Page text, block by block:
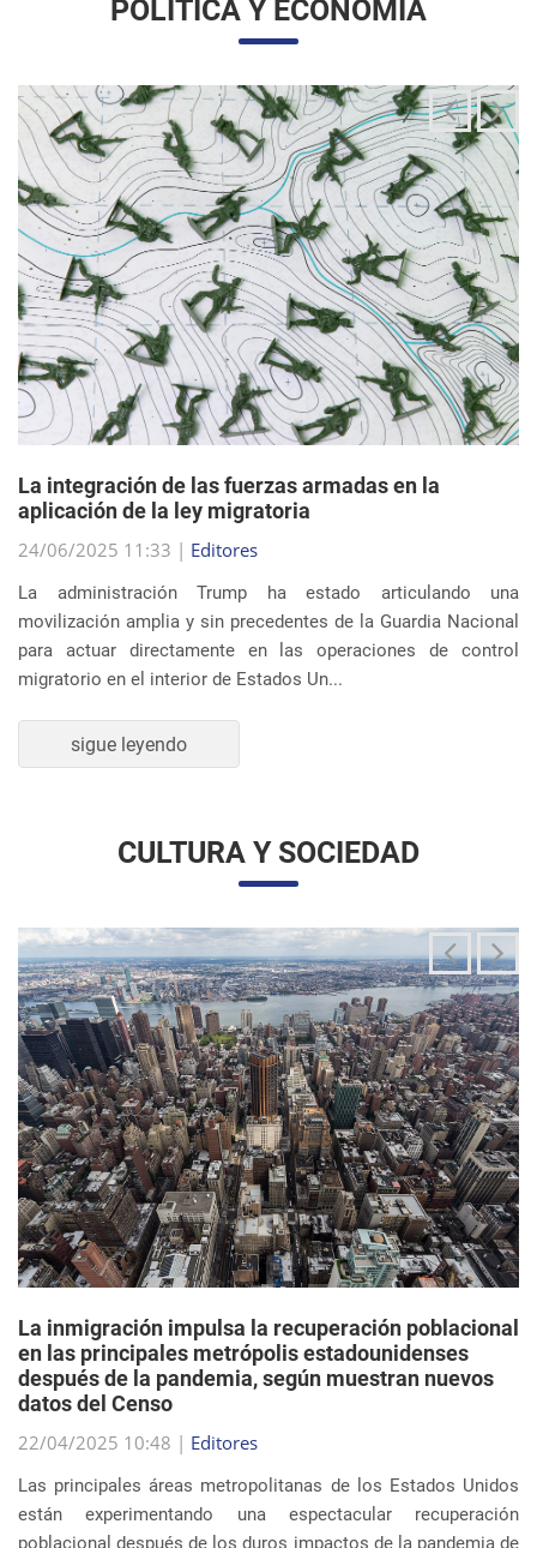
La integración de las fuerzas armadas en la
aplicación de la ley migratoria
24/06/2025 11:33 |Editores
La administración Trump ha estado articulando una
movilización amplia y sin precedentes de la Guardia Nacional
migratorio en el interior de Estados Un...
sigue leyendo
CULTURA Y SOCIEDAD
La inmigración impulsa la recuperación poblacional
en las principales metrópolis estadounidenses
después de la pandemia, según muestran nuevos
datos del Censo
22/04/2025 10:48 |Editores
están experimentando una espectacular recuperación
poblacional después de los duros impactos de la pandemia de
COVID-19, y el principal impulsor de est...
sigue leyendo
EVENTOS